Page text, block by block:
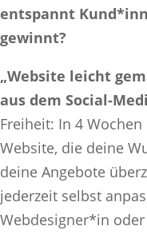
entspannt
gewinnt?
„Website leicht
aus dem Social-
Freiheit: In 4
Website, die deine
deine Angebote
jederzeit selbst
Webdesigner*in